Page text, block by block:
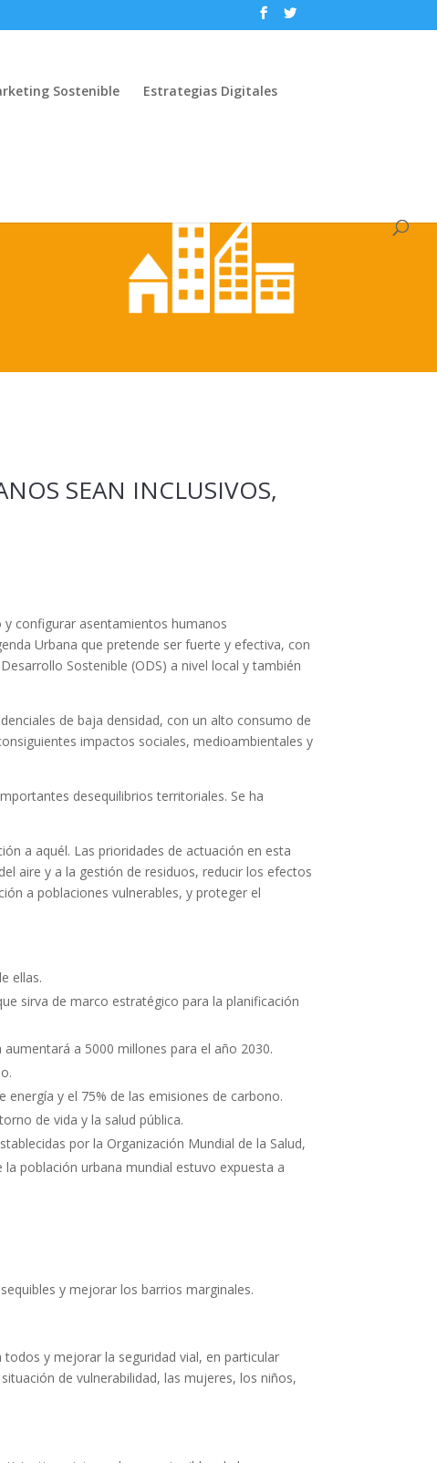
Sostenible Estrategias Digitales
SEAN INCLUSIVOS,
y configurar asentamientos humanos
Urbana que pretende ser fuerte y efectiva, con
Sostenible (ODS) a nivel local y también
de baja densidad, con un alto consumo de
impactos sociales, medioambientales y
desequilibrios territoriales. Se ha
a aquél. Las prioridades de actuación en esta
aire y a la gestión de residuos, reducir los efectos
a poblaciones vulnerables, y proteger el
ellas.
sirva de marco estratégico para la planificación
a 5000 millones para el año 2030.
y el 75% de las emisiones de carbono.
de vida y la salud pública.
por la Organización Mundial de la Salud,
población urbana mundial estuvo expuesta a
y mejorar los barrios marginales.
y mejorar la seguridad vial, en particular
de vulnerabilidad, las mujeres, los niños,